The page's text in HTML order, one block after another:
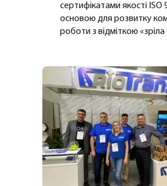
сертифікатами якості
основою для розвитку
роботи з відміткою